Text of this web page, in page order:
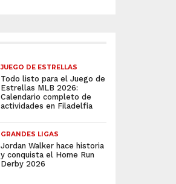
JUEGO DE ESTRELLAS
Todo listo para el Juego de
Estrellas MLB 2026:
Calendario completo de
actividades en Filadelfia
GRANDES LIGAS
Jordan Walker hace historia
y conquista el Home Run
Derby 2026